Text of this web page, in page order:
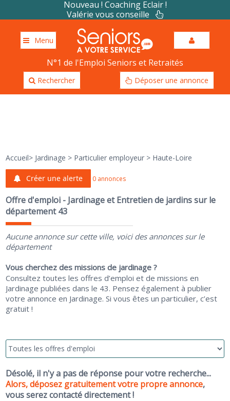
Nouveau ! Coaching Eclair !
Valérie vous conseille
Menu
N°1 de l'Emploi Seniors et Retraités
Rechercher Déposer une annonce
Accueil> Jardinage > Particulier employeur > Haute-Loire
Créer une alerte 0 annonces
Offre d'emploi - Jardinage et Entretien de jardins sur le
département 43
Aucune annonce sur cette ville, voici des annonces sur le
département
Vous cherchez des missions de jardinage ?
Consultez toutes les offres d’emploi et de missions en
Jardinage publiées dans le 43. Pensez également à publier
votre annonce en Jardinage. Si vous êtes un particulier, c’est
gratuit !
Désolé, il n'y a pas de réponse pour votre recherche...
Alors, déposez gratuitement votre propre annonce,
vous serez contacté directement !